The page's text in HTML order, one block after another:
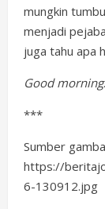
mungkin
menjadi
juga tahu apa
Good morning
***
Sumber
https://
6-130912.jpg